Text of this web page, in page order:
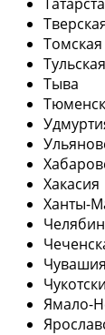
Тыва
Хакасия
Ханты-
Чувашия
Ямало-